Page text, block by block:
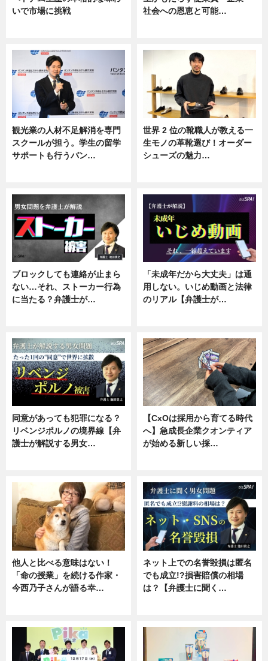
いで市場に挑戦
社会への恩恵と可能…
観光業の人材不足解消を専門
スクールが担う。学生の留学
サポートも行うバン…
世界 2 位の靴職人が教える一
生モノの革靴選び！オーダー
シューズの魅力…
ブロックしても連絡が止まら
ない…それ、ストーカー行為
に当たる？弁護士が…
「未成年だから大丈夫」は通
用しない。いじめ動画と法律
のリアル【弁護士が…
同意があっても犯罪になる？
リベンジポルノの境界線【弁
護士が解説する男女…
【CxOは採用から育てる時代
へ】急成長企業クオンティア
が始める新しい採…
他人と比べる意味はない！
「命の授業」を続ける作家・
今西乃子さんが語る幸…
ネット上での名誉毀損は匿名
でも成立!?損害賠償の相場
は？【弁護士に聞く…